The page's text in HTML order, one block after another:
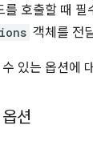
를 호출할 때 필
객체를 전
있는 옵션에
션